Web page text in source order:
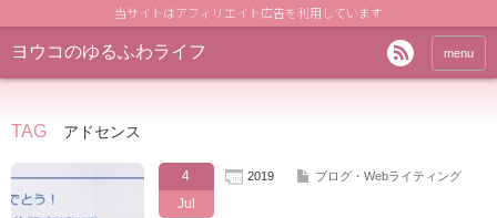
当サイトはアフィリエイト広告を利用しています
ヨウコのゆるふわライフ menu
TAG アドセンス
4
Jul
2019 ブログ・Webライティング